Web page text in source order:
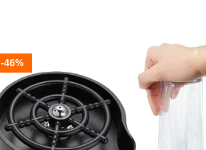
Encendido manual con controles de
temperatura ajustables y muy Fácil de
limpiar diario
-46%